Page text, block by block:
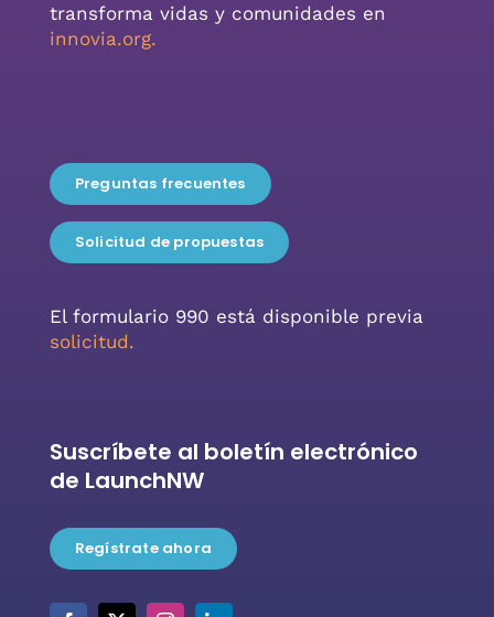
transforma vidas y comunidades en
innovia.org.
Preguntas frecuentes
Solicitud de propuestas
El formulario 990 está disponible previa
solicitud.
Suscríbete al boletín electrónico
de LaunchNW
Regístrate ahora